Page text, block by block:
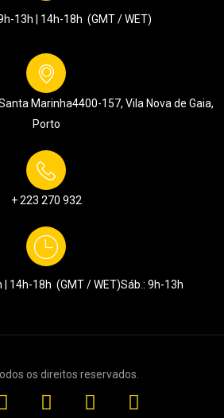
13h | 14h-18h (GMT / WET)
Marinha4400-157, Vila Nova de Gaia,
Porto
+ 223 270 932
| 14h-18h (GMT / WET)Sáb.: 9h-13h
os direitos reservados